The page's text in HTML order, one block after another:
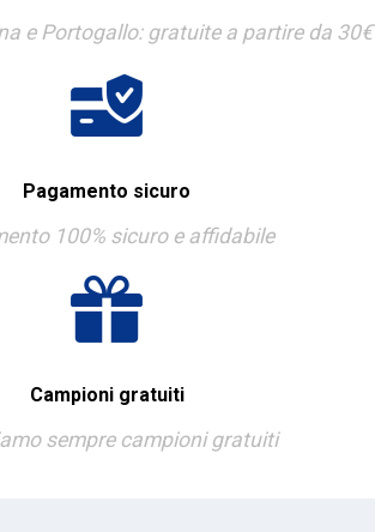
e Portogallo: gratuite a partire da 30€
Pagamento sicuro
100% sicuro e affidabile
Campioni gratuiti
sempre campioni gratuiti